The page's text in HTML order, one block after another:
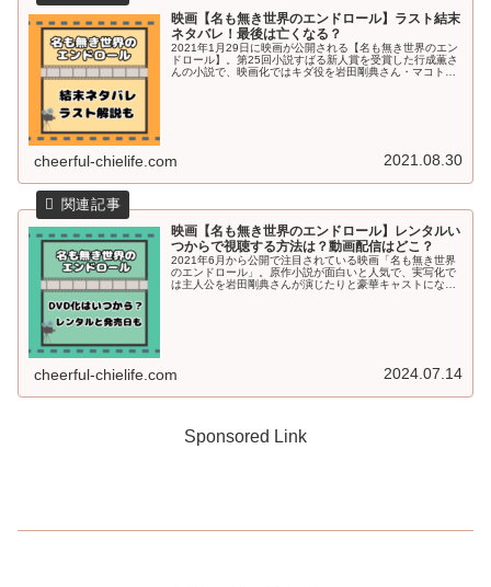
映画【名も無き世界のエンドロール】ラスト結末
ネタバレ！最後は亡くなる？
2021年1月29日に映画が公開される【名も無き世界のエン
ドロール】。第25回小説すばる新人賞を受賞した行成薫さ
んの小説で、映画化ではキダ役を岩田剛典さん・マコト役
cheerful-chielife.com 2021.08.30
映画【名も無き世界のエンドロール】レンタルい
つからで視聴する方法は？動画配信はどこ？
2021年6月から公開で注目されている映画「名も無き世界
のエンドロール」。原作小説が面白いと人気で、実写化で
は主人公を岩田剛典さんが演じたりと豪華キャストになっ
cheerful-chielife.com 2024.07.14
Sponsored Link